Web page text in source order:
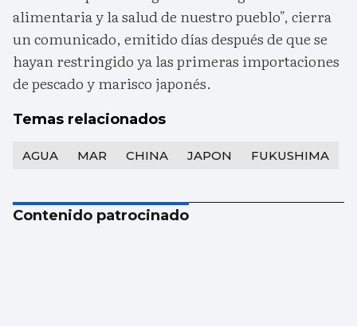
alimentaria y la salud de nuestro pueblo", cierra
un comunicado, emitido días después de que se
hayan restringido ya las primeras importaciones
de pescado y marisco japonés.
Temas relacionados
AGUA MAR CHINA JAPON FUKUSHIMA
Contenido patrocinado